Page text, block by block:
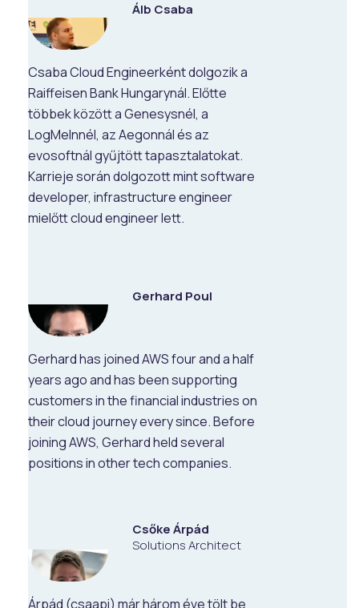
Álb Csaba
Csaba Cloud Engineerként dolgozik a
Raiffeisen Bank Hungarynál. Előtte
többek között a Genesysnél, a
LogMelnnél, az Aegonnál és az
evosoftnál gyűjtött tapasztalatokat.
Karrieje során dolgozott mint software
developer, infrastructure engineer
mielőtt cloud engineer lett.
Gerhard Poul
Gerhard has joined AWS four and a half
years ago and has been supporting
customers in the financial industries on
their cloud journey every since. Before
joining AWS, Gerhard held several
positions in other tech companies.
Csőke Árpád
Solutions Architect
Árpád (csaapi) már három éve tölt be